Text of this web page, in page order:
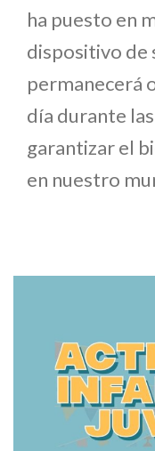
ha puesto en
dispositivo de
permanecerá
día durante
garantizar el
en nuestro